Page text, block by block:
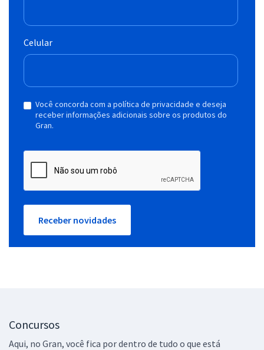
Celular
Você concorda com a política de privacidade e deseja
receber informações adicionais sobre os produtos do
Gran.
Receber novidades
Concursos
Aqui, no Gran, você fica por dentro de tudo o que está